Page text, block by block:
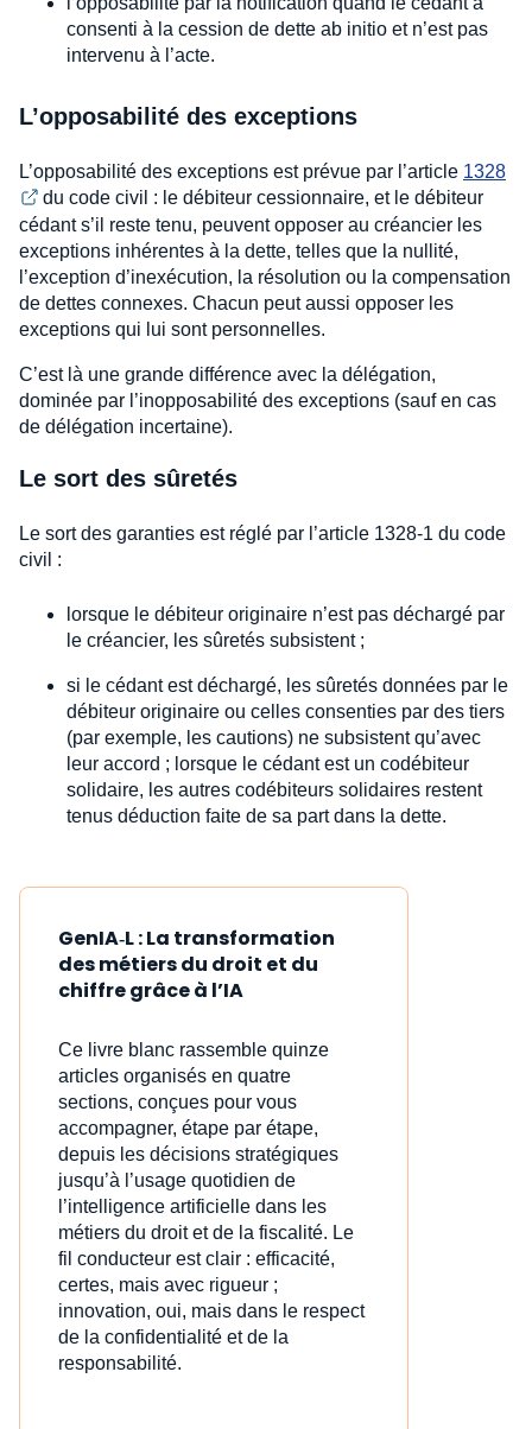
consenti à la cession de dette ab initio et n’est pas
intervenu à l’acte.
L’opposabilité des exceptions
L’opposabilité des exceptions est prévue par l’article 1328
du code civil : le débiteur cessionnaire, et le débiteur
cédant s’il reste tenu, peuvent opposer au créancier les
exceptions inhérentes à la dette, telles que la nullité,
l’exception d’inexécution, la résolution ou la compensation
de dettes connexes. Chacun peut aussi opposer les
exceptions qui lui sont personnelles.
C’est là une grande différence avec la délégation,
dominée par l’inopposabilité des exceptions (sauf en cas
de délégation incertaine).
Le sort des sûretés
Le sort des garanties est réglé par l’article 1328-1 du code
civil :
lorsque le débiteur originaire n’est pas déchargé par
le créancier, les sûretés subsistent ;
si le cédant est déchargé, les sûretés données par le
débiteur originaire ou celles consenties par des tiers
(par exemple, les cautions) ne subsistent qu’avec
leur accord ; lorsque le cédant est un codébiteur
solidaire, les autres codébiteurs solidaires restent
tenus déduction faite de sa part dans la dette.
GenIA‑L : La transformation
des métiers du droit et du
chiffre grâce à l’IA
Ce livre blanc rassemble quinze
articles organisés en quatre
sections, conçues pour vous
accompagner, étape par étape,
depuis les décisions stratégiques
jusqu’à l’usage quotidien de
l’intelligence artificielle dans les
métiers du droit et de la fiscalité. Le
fil conducteur est clair : efficacité,
certes, mais avec rigueur ;
innovation, oui, mais dans le respect
de la confidentialité et de la
responsabilité.